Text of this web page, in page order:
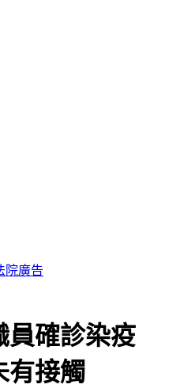
南了 1縣市恐陸警
員確診染疫
有接觸